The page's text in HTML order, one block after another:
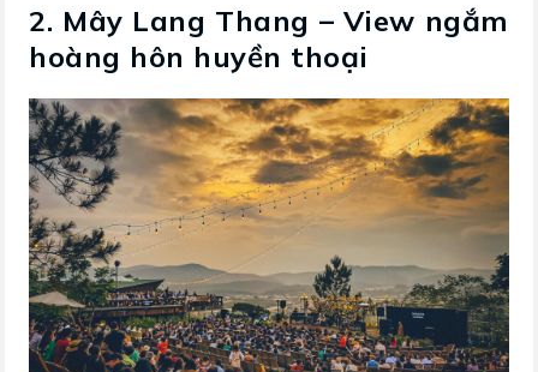
2. Mây Lang Thang – View ngắm
hoàng hôn huyền thoại